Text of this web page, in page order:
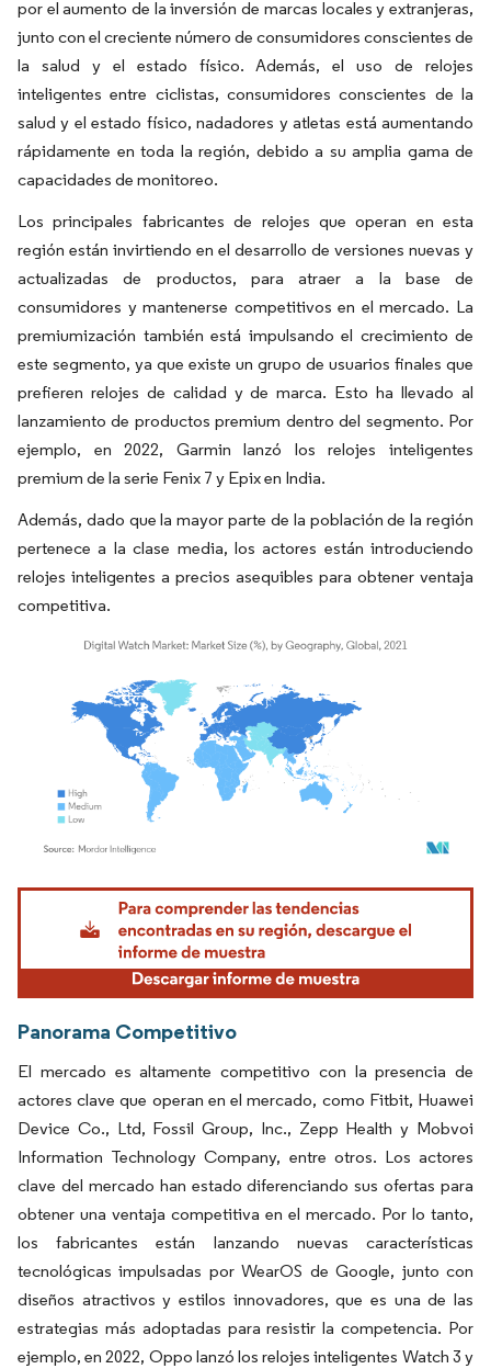
por el aumento de la inversión de marcas locales y extranjeras,
junto con el creciente número de consumidores conscientes de
la salud y el estado físico. Además, el uso de relojes
inteligentes entre ciclistas, consumidores conscientes de la
salud y el estado físico, nadadores y atletas está aumentando
rápidamente en toda la región, debido a su amplia gama de
capacidades de monitoreo.
Los principales fabricantes de relojes que operan en esta
región están invirtiendo en el desarrollo de versiones nuevas y
actualizadas de productos, para atraer a la base de
consumidores y mantenerse competitivos en el mercado. La
premiumización también está impulsando el crecimiento de
este segmento, ya que existe un grupo de usuarios finales que
prefieren relojes de calidad y de marca. Esto ha llevado al
lanzamiento de productos premium dentro del segmento. Por
ejemplo, en 2022, Garmin lanzó los relojes inteligentes
premium de la serie Fenix 7 y Epix en India.
Además, dado que la mayor parte de la población de la región
pertenece a la clase media, los actores están introduciendo
relojes inteligentes a precios asequibles para obtener ventaja
competitiva.
Imagen © Mordor Intelligence. El uso requiere atribución según CC BY 4.0.
Panorama Competitivo
El mercado es altamente competitivo con la presencia de
actores clave que operan en el mercado, como Fitbit, Huawei
Device Co., Ltd, Fossil Group, Inc., Zepp Health y Mobvoi
Information Technology Company, entre otros. Los actores
clave del mercado han estado diferenciando sus ofertas para
obtener una ventaja competitiva en el mercado. Por lo tanto,
los fabricantes están lanzando nuevas características
tecnológicas impulsadas por WearOS de Google, junto con
diseños atractivos y estilos innovadores, que es una de las
estrategias más adoptadas para resistir la competencia. Por
ejemplo, en 2022, Oppo lanzó los relojes inteligentes Watch 3 y